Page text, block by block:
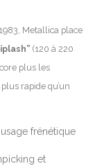
Metallica place
(120 à 220
plus les
rapide qu’un
frénétique
et